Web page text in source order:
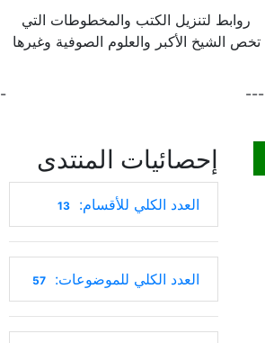
روابط لتنزيل الكتب والمخطوطات التي
تخص الشيخ الأكبر والعلوم الصوفية وغيرها
---
إحصائيات المنتدى
العدد الكلي للأقسام: 13
العدد الكلي للموضوعات: 57